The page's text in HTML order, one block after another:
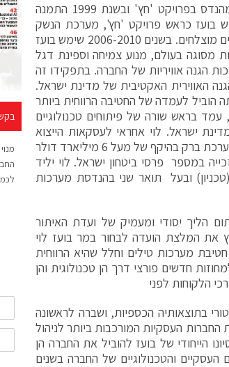
בועז לוי החל את דרכו בתעשייה האווירית בשנת 1990 כמהנדס בפרויקט 'חץ' ובשנת 1999 התמנה
של הפרויקט. בין השנים 2003-2006 שימש בועז כראש פרויקט 'חץ', מערכת הנשק
האסטרטגית של מדינת ישראל, והוביל שורה ארוכה של ניסויים מוצלחים. בשנים 2006-2010 שימש בועז
מסוגה בעולם, מנוע צמיחה וספינת דגל
מפעל מערכות הגנה אוויריות של החברה. בתפקידו זה
האווירית האקטיבית של מדינת ישראל.
הוביל לעמדה של החטיבה הרווחית ביותר
עמד בראש שורה של פיתוחים טכנולוגיים
ישראל. לוי אחראי לעסקאות הייצוא
הביטחוניות הגדולות ביותר בתולדות מדינת ישראל- ביניהן מערכת ברק בהיקף של מעל 6 מיליארד דולר
במספר פרסי ביטחון ישראל. לוי יליד
(טכניון) ובעל תואר שני בהנדסת מערכות
הליך יסודי ומעמיק של ועדת האיתור
את המלצת הועדה לבחור במר בועז לוי
מערכות טילים וחלל שהיא הרווחית
חדשים פורצי דרך הן טכנולוגית והן
הלקוחות לפני
בתוצאותיה הכספיות, ושברה לראשונה
העסקיות המורכבות ביותר לניהול
הייחודי של בועז להוביל את החברה הן
והטכנולוגיים של החברה בשנים